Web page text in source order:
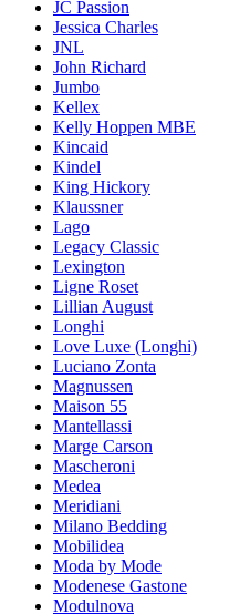
JC Passion
Jessica Charles
JNL
John Richard
Jumbo
Kellex
Kelly Hoppen MBE
Kincaid
Kindel
King Hickory
Klaussner
Lago
Legacy Classic
Lexington
Ligne Roset
Lillian August
Longhi
Love Luxe (Longhi)
Luciano Zonta
Magnussen
Maison 55
Mantellassi
Marge Carson
Mascheroni
Medea
Meridiani
Milano Bedding
Mobilidea
Moda by Mode
Modenese Gastone
Modulnova